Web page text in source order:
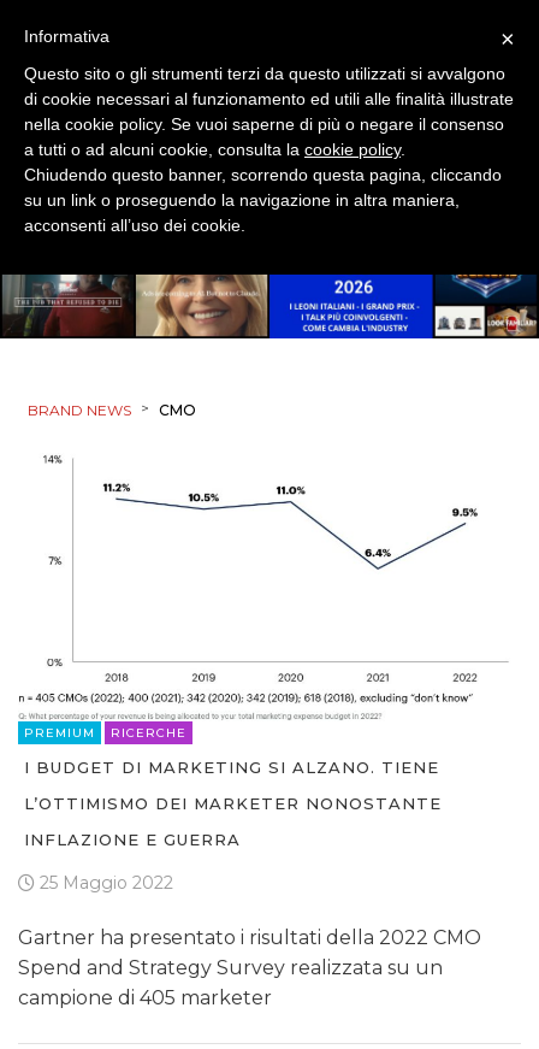
BRAND NEWS > CMO
PREMIUM RICERCHE
I BUDGET DI MARKETING SI ALZANO. TIENE
L’OTTIMISMO DEI MARKETER NONOSTANTE
INFLAZIONE E GUERRA
25 Maggio 2022
Gartner ha presentato i risultati della 2022 CMO
Spend and Strategy Survey realizzata su un
campione di 405 marketer
×
Informativa
Questo sito o gli strumenti terzi da questo utilizzati si avvalgono
di cookie necessari al funzionamento ed utili alle finalità illustrate
nella cookie policy. Se vuoi saperne di più o negare il consenso
a tutti o ad alcuni cookie, consulta la cookie policy.
Chiudendo questo banner, scorrendo questa pagina, cliccando
su un link o proseguendo la navigazione in altra maniera,
acconsenti all’uso dei cookie.